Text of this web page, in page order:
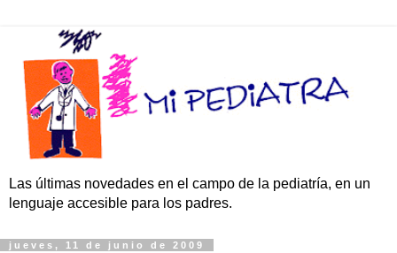
Las últimas novedades en el campo de la pediatría, en un
lenguaje accesible para los padres.
jueves, 11 de junio de 2009